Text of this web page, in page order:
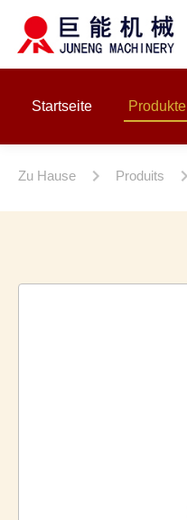
Startseite Produkte
Zu Hause Produits